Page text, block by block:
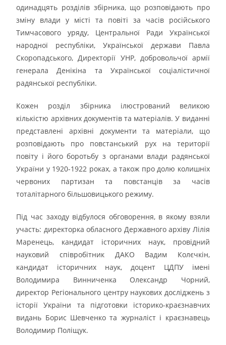
одинадцять розділів збірника, що розповідають про
зміну влади у місті та повіті за часів російського
Тимчасового уряду, Центральної Ради Української
народної республіки, Української держави Павла
Скоропадського, Директорії УНР, добровольчої армії
генерала Денікіна та Української соціалістичної
радянської республіки.
Кожен розділ збірника ілюстрований великою
кількістю архівних документів та матеріалів. У виданні
представлені архівні документи та матеріали, що
розповідають про повстанський рух на території
повіту і його боротьбу з органами влади радянської
України у 1920-1922 роках, а також про долю колишніх
червоних партизан та повстанців за часів
тоталітарного більшовицького режиму.
Під час заходу відбулося обговорення, в якому взяли
участь: директорка обласного Державного архіву Лілія
Маренець, кандидат історичних наук, провідний
науковий співробітник ДАКО Вадим Колєчкін,
кандидат історичних наук, доцент ЦДПУ імені
Володимира Винниченка Олександр Чорний,
директор Регіонального центру наукових досліджень з
історії України та підготовки історико-краєзнавчих
видань Борис Шевченко та журналіст і краєзнавець
Володимир Поліщук.